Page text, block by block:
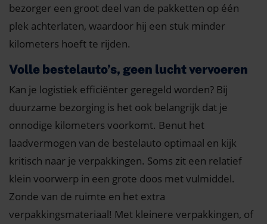
bezorger een groot deel van de pakketten op één
plek achterlaten, waardoor hij een stuk minder
kilometers hoeft te rijden.
Volle bestelauto’s, geen lucht vervoeren
Kan je logistiek efficiënter geregeld worden? Bij
duurzame bezorging is het ook belangrijk dat je
onnodige kilometers voorkomt. Benut het
laadvermogen van de bestelauto optimaal en kijk
kritisch naar je verpakkingen. Soms zit een relatief
klein voorwerp in een grote doos met vulmiddel.
Zonde van de ruimte en het extra
verpakkingsmateriaal! Met kleinere verpakkingen, of